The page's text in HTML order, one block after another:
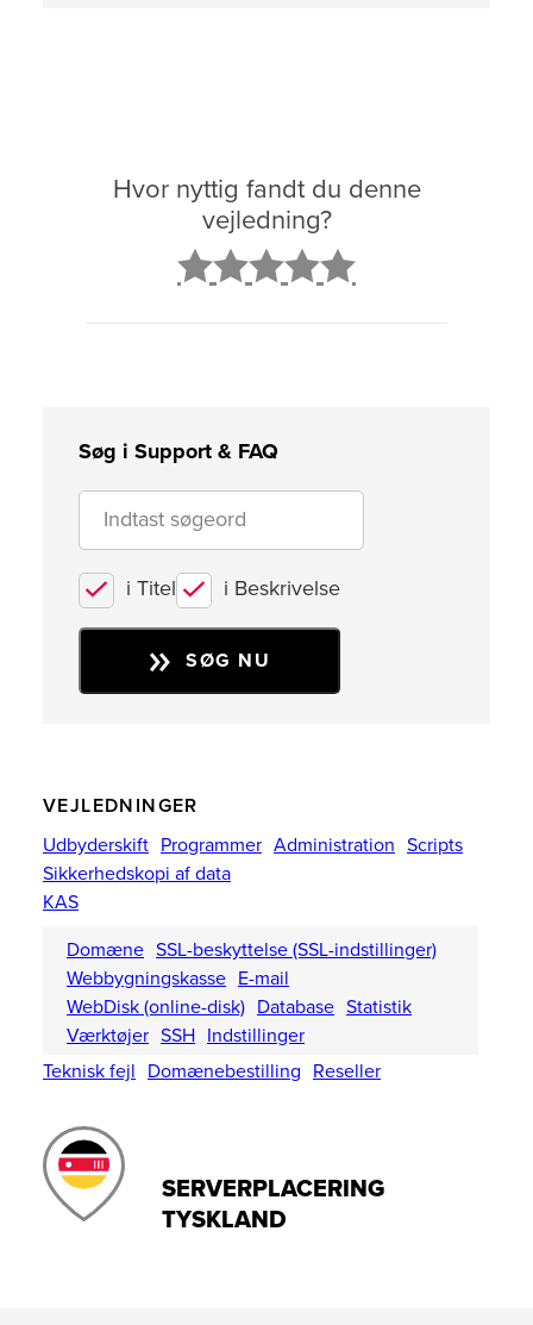
Hvor nyttig fandt du denne
vejledning?
Søg i Support & FAQ
i Titel i Beskrivelse
SØG NU
VEJLEDNINGER
Udbyderskift Programmer Administration Scripts
Sikkerhedskopi af data
KAS
Domæne SSL-beskyttelse (SSL-indstillinger)
Webbygningskasse E-mail
WebDisk (online-disk) Database Statistik
Værktøjer SSH Indstillinger
Teknisk fejl Domænebestilling Reseller
SERVERPLACERING
TYSKLAND